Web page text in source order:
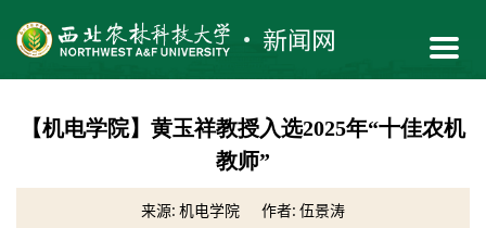
【机电学院】黄玉祥教授入选2025年“十佳农机
教师”
来源: 机电学院
作者: 伍景涛